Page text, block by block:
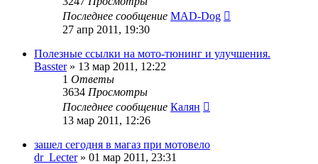
Последнее сообщение MAD-Dog
27 апр 2011, 19:30
Полезные ссылки на мото-тюнинг и улучшения.
Basster» 13 мар 2011, 12:22
1 Ответы
3634 Просмотры
Последнее сообщение Калян
13 мар 2011, 12:26
зашел сегодня в магаз при мотовело
dr_Lecter» 01 мар 2011, 23:31